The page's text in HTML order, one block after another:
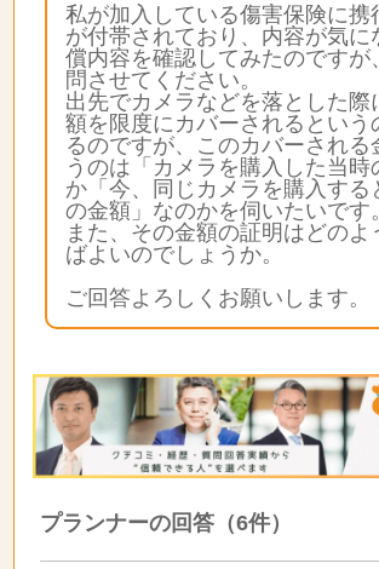
私が加入している傷害保険に携
が付帯されており、内容が気に
償内容を確認してみたのですが
問させてください。
出先でカメラなどを落とした際
額を限度にカバーされるという
るのですが、このカバーされる
うのは「カメラを購入した当時
か「今、同じカメラを購入する
の金額」なのかを伺いたいです
また、その金額の証明はどのよ
ばよいのでしょうか。
ご回答よろしくお願いします。
プランナーの回答（6件）